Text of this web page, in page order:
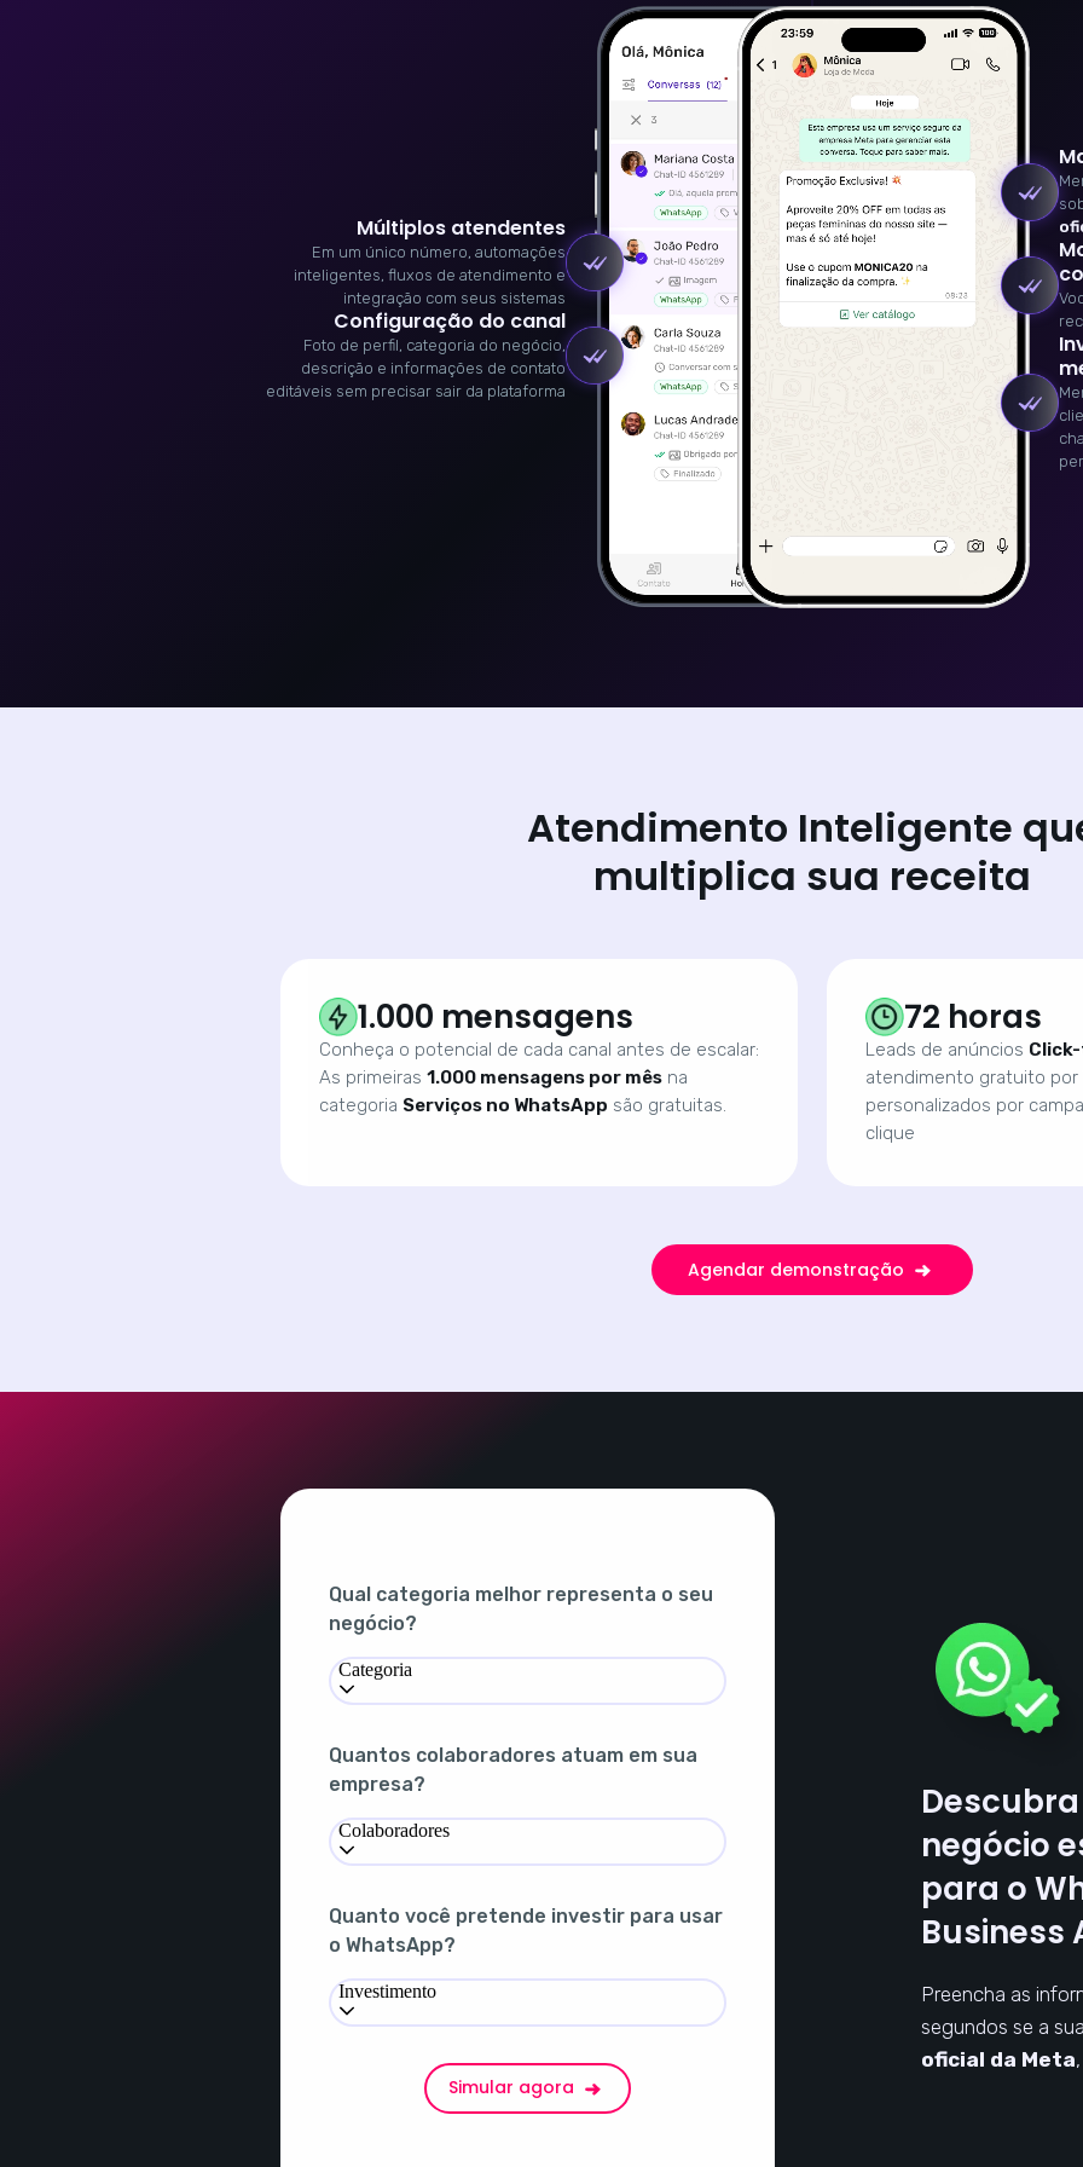
Múltiplos atendentes
Em um único número, automações
inteligentes, fluxos de atendimento e
integração com seus sistemas
Configuração do canal
Foto de perfil, categoria do negócio,
descrição e informações de contato
editáveis sem precisar sair da plataforma
Atendimento Inteligente
multiplica sua receita
1.000 mensagens
Conheça o potencial de cada canal antes de escalar:
As primeiras 1.000 mensagens por mês na
categoria Serviços no WhatsApp são gratuitas.
72 horas
Leads de anúncios
atendimento gratuito por
personalizados por
clique
Agendar demonstração
Qual categoria melhor representa o seu
negócio?
Categoria
Quantos colaboradores atuam em sua
empresa?
Colaboradores
Quanto você pretende investir para usar
o WhatsApp?
Investimento
Simular agora
negócio
para o
Business
Preencha as
segundos se a
oficial da Meta